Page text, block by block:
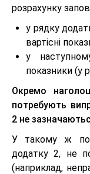
розрахунку
у рядку
вартісні
у
показники (у
Окремо
потребують
2 не
У такому ж
додатку 2, не
(наприклад,